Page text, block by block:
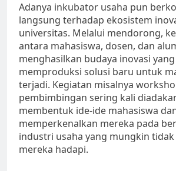
Adanya inkubator usaha pun
langsung terhadap ekosistem
universitas. Melalui mendorong,
antara mahasiswa, dosen, dan
menghasilkan budaya inovasi
memproduksi solusi baru untuk
terjadi. Kegiatan misalnya
pembimbingan sering kali
membentuk ide-ide mahasiswa
memperkenalkan mereka pada
industri usaha yang mungkin
mereka hadapi.